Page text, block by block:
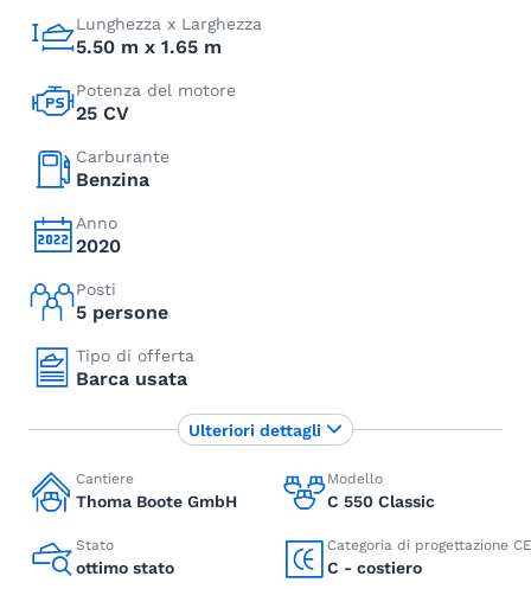
Lunghezza x Larghezza
5.50 m x 1.65 m
Potenza del motore
25 CV
Carburante
Benzina
Anno
2020
Posti
5 persone
Tipo di offerta
Barca usata
Cantiere
Thoma Boote GmbH
Modello
C 550 Classic
Stato
ottimo stato
Categoria di progettazione CE
C - costiero
Ulteriori dettagli